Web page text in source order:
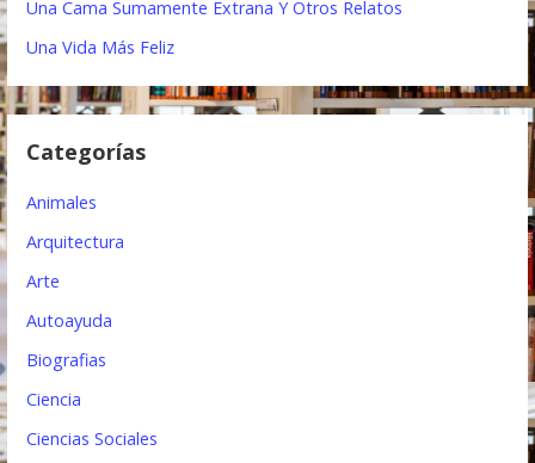
n
d
n
d
a
Una Cama Sumamente Extrana Y Otros Relatos
Una Vida Más Feliz
Categorías
Animales
Arquitectura
Arte
Autoayuda
Biografias
Ciencia
Ciencias Sociales